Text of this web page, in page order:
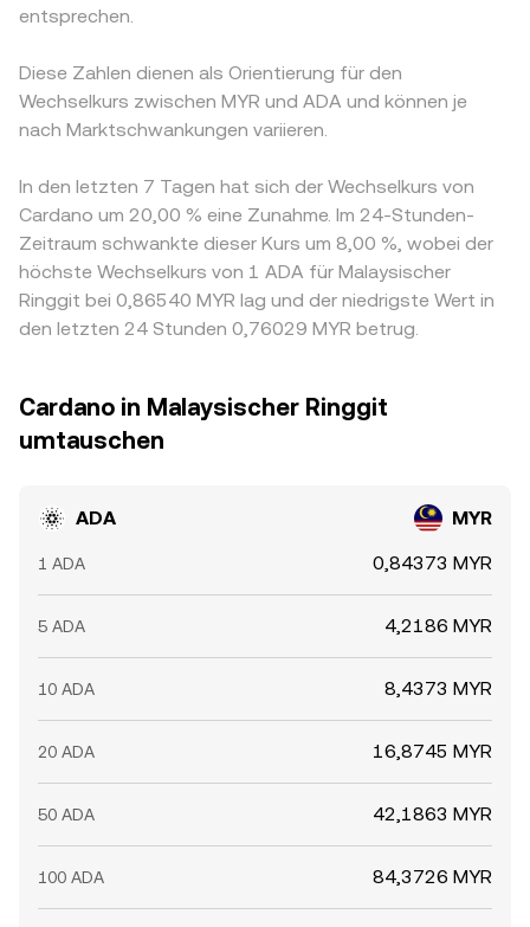
entsprechen.
Diese Zahlen dienen als Orientierung für den
Wechselkurs zwischen MYR und ADA und können je
nach Marktschwankungen variieren.
In den letzten 7 Tagen hat sich der Wechselkurs von
Cardano um 20,00 % eine Zunahme. Im 24-Stunden-
Zeitraum schwankte dieser Kurs um 8,00 %, wobei der
höchste Wechselkurs von 1 ADA für Malaysischer
Ringgit bei 0,86540 MYR lag und der niedrigste Wert in
den letzten 24 Stunden 0,76029 MYR betrug.
Cardano in Malaysischer Ringgit
umtauschen
ADA MYR
1 ADA 0,84373 MYR
5 ADA 4,2186 MYR
10 ADA 8,4373 MYR
20 ADA 16,8745 MYR
50 ADA 42,1863 MYR
100 ADA 84,3726 MYR